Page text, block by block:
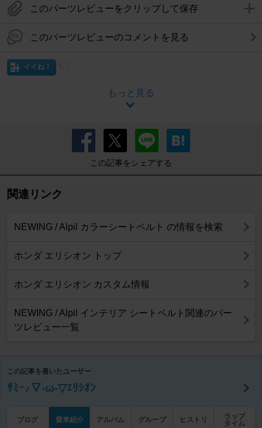
このパーツレビューをクリップして保存
このパーツレビューのコメントを見る
イイね！
もっと見る
この記事をシェアする
関連リンク
NEWING / Alpil カラーシートベルト の情報を検索
ホンダ エリシオン トップ
ホンダ エリシオン カスタム情報
NEWING / Alpil インテリア シートベルト関連のパー
ツレビュー一覧
この記事を書いたユーザー
ｻﾐｰ♪▽-ω-▽ｴﾘｼｵﾝ
ブログ 愛車紹介 アルバム グループ ヒストリ
ラップ
タイム